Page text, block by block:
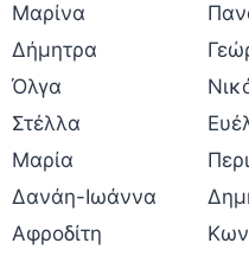
Μαρίνα
Δήμητρα
Όλγα
Στέλλα
Μαρία
Δανάη-Ιωάννα
Αφροδίτη